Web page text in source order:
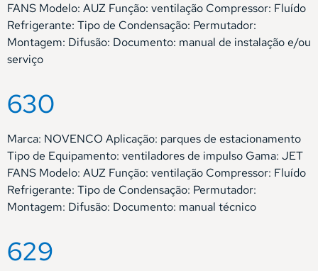
FANS Modelo: AUZ Função: ventilação Compressor: Fluído
Refrigerante: Tipo de Condensação: Permutador:
Montagem: Difusão: Documento: manual de instalação e/ou
serviço
630
Marca: NOVENCO Aplicação: parques de estacionamento
Tipo de Equipamento: ventiladores de impulso Gama: JET
FANS Modelo: AUZ Função: ventilação Compressor: Fluído
Refrigerante: Tipo de Condensação: Permutador:
Montagem: Difusão: Documento: manual técnico
629